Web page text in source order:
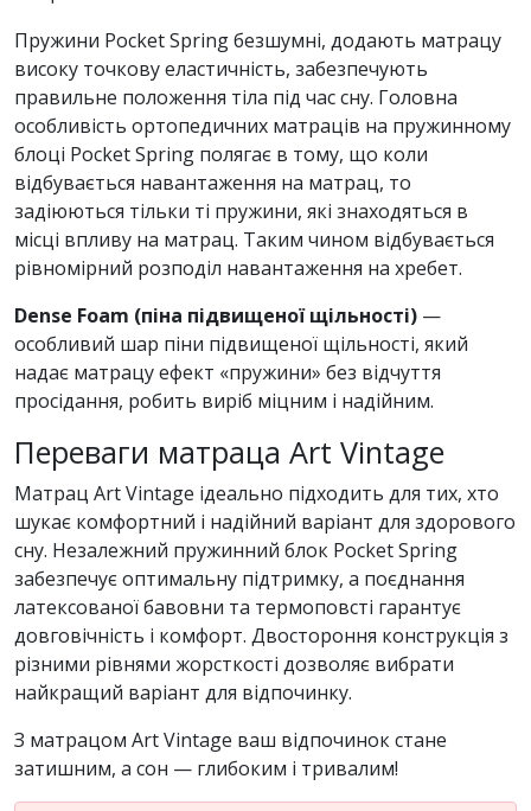
Пружини Pocket Spring безшумні, додають матрацу
високу точкову еластичність, забезпечують
правильне положення тіла під час сну. Головна
особливість ортопедичних матраців на пружинному
блоці Pocket Spring полягає в тому, що коли
відбувається навантаження на матрац, то
задіюються тільки ті пружини, які знаходяться в
місці впливу на матрац. Таким чином відбувається
рівномірний розподіл навантаження на хребет.
Dense Foam (піна підвищеної щільності) —
особливий шар піни підвищеної щільності, який
надає матрацу ефект «пружини» без відчуття
просідання, робить виріб міцним і надійним.
Переваги матраца Art Vintage
Матрац Art Vintage ідеально підходить для тих, хто
шукає комфортний і надійний варіант для здорового
сну. Незалежний пружинний блок Pocket Spring
забезпечує оптимальну підтримку, а поєднання
латексованої бавовни та термоповсті гарантує
довговічність і комфорт. Двостороння конструкція з
різними рівнями жорсткості дозволяє вибрати
найкращий варіант для відпочинку.
З матрацом Art Vintage ваш відпочинок стане
затишним, а сон — глибоким і тривалим!